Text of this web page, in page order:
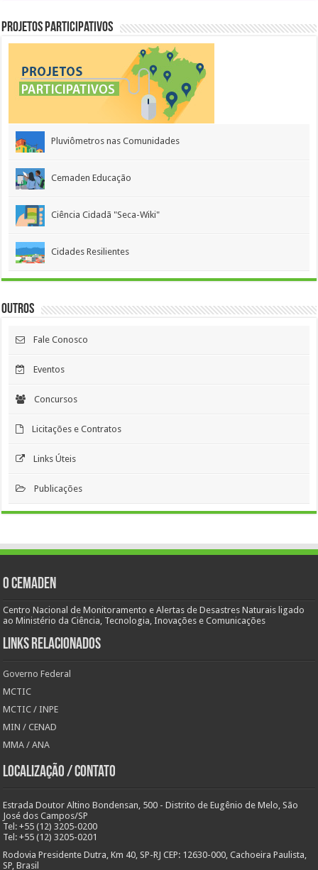
Projetos Participativos
Pluviômetros nas Comunidades
Cemaden Educação
Ciência Cidadã "Seca-Wiki"
Cidades Resilientes
Outros
Fale Conosco
Eventos
Concursos
Licitações e Contratos
Links Úteis
Publicações
O Cemaden
Centro Nacional de Monitoramento e Alertas de Desastres Naturais ligado
ao Ministério da Ciência, Tecnologia, Inovações e Comunicações
Links Relacionados
Governo Federal
MCTIC
MCTIC / INPE
MIN / CENAD
MMA / ANA
Localização / Contato
Estrada Doutor Altino Bondensan, 500 - Distrito de Eugênio de Melo, São
José dos Campos/SP
Tel: +55 (12) 3205-0200
Tel: +55 (12) 3205-0201
Rodovia Presidente Dutra, Km 40, SP-RJ CEP: 12630-000, Cachoeira Paulista,
SP, Brasil